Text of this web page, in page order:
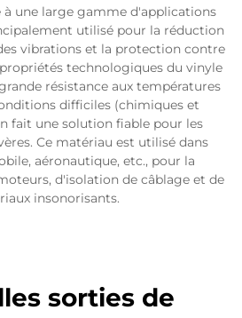
une large gamme d'applications
utilisé pour la réduction
vibrations et la protection contre
technologiques du vinyle
résistance aux températures
difficiles (chimiques et
fait une solution fiable pour les
Ce matériau est utilisé dans
aéronautique, etc., pour la
d'isolation de câblage et de
insonorisants.
sorties de